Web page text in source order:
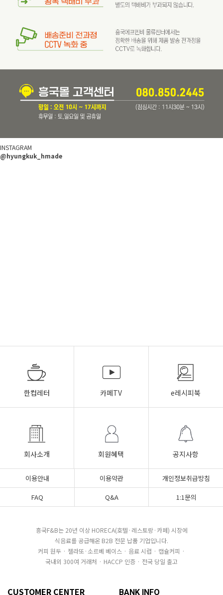
INSTAGRAM
@hyungkuk_hmade
한컵레터 카페TV e레시피북
회사소개 회원혜택 공지사항
이용안내 이용약관
개인정보취급방침
FAQ
Q&A 1:1문의
흥국F&B는 20년 이상 HORECA(호텔·레스토랑·카페) 시장에
식음료를 공급해온 B2B 전문 납품 기업입니다.
커피 원두 · 젤라또·소르베 베이스 · 음료 시럽 · 캡슐커피 ·
국내외 300여 거래처 · HACCP 인증 · 전국 당일 출고
CUSTOMER CENTER BANK INFO